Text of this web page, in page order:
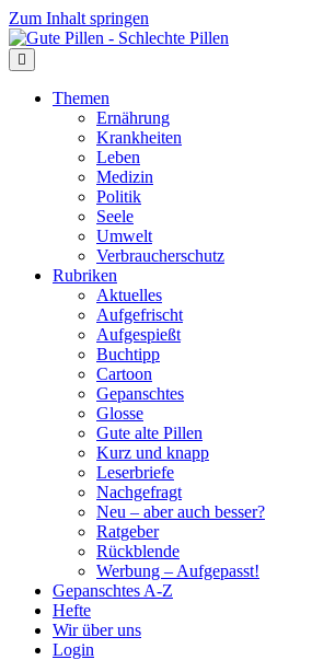
Zum Inhalt springen
Themen
Ernährung
Krankheiten
Leben
Medizin
Politik
Seele
Umwelt
Verbraucherschutz
Rubriken
Aktuelles
Aufgefrischt
Aufgespießt
Buchtipp
Cartoon
Gepanschtes
Glosse
Gute alte Pillen
Kurz und knapp
Leserbriefe
Nachgefragt
Neu – aber auch besser?
Ratgeber
Rückblende
Werbung – Aufgepasst!
Gepanschtes A-Z
Hefte
Wir über uns
Login